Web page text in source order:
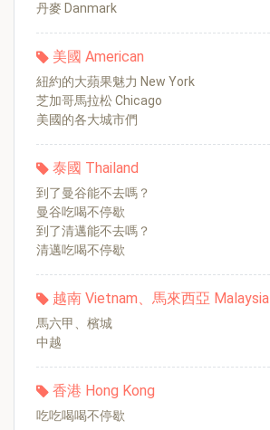
丹麥 Danmark
美國 American
紐約的大蘋果魅力 New York
芝加哥馬拉松 Chicago
美國的各大城市們
泰國 Thailand
到了曼谷能不去嗎？
曼谷吃喝不停歇
到了清邁能不去嗎？
清邁吃喝不停歇
越南 Vietnam、馬來西亞 Malaysia
馬六甲、檳城
中越
香港 Hong Kong
吃吃喝喝不停歇